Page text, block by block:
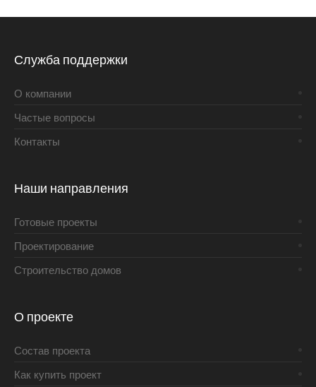
Служба поддержки
О компании
Частые вопросы
Контакты
Наши направления
Готовые проекты
Проектирование
Строительство домов
О проекте
Состав проекта
Как купить проект